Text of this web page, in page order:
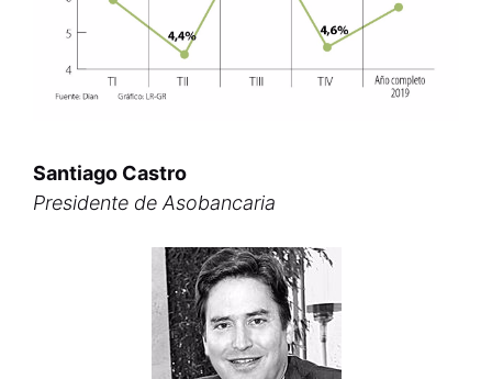
Santiago Castro
Presidente de Asobancaria